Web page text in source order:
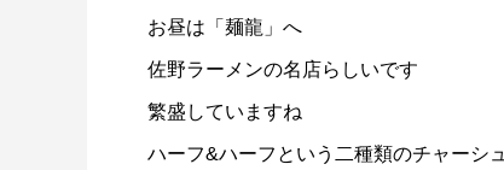
お昼は「麺龍」へ
佐野ラーメンの名店らしいです
繁盛していますね
ハーフ&ハーフという二種類のチャーシ